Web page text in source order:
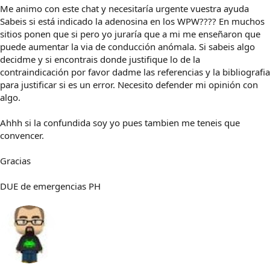
Me animo con este chat y necesitaría urgente vuestra ayuda
Sabeis si está indicado la adenosina en los WPW???? En muchos
sitios ponen que si pero yo juraría que a mi me enseñaron que
puede aumentar la via de conducción anómala. Si sabeis algo
decidme y si encontrais donde justifique lo de la
contraindicación por favor dadme las referencias y la bibliografia
para justificar si es un error. Necesito defender mi opinión con
algo.
Ahhh si la confundida soy yo pues tambien me teneis que
convencer.
Gracias
DUE de emergencias PH